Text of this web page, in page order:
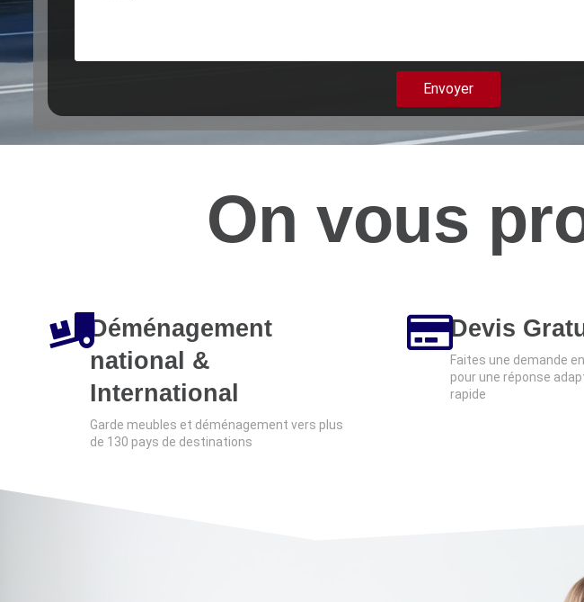
Envoyer
On vous
Déménagement
national &
International
Garde meubles et déménagement vers plus
de 130 pays de destinations
Devis
Faites une demande
pour une réponse
rapide